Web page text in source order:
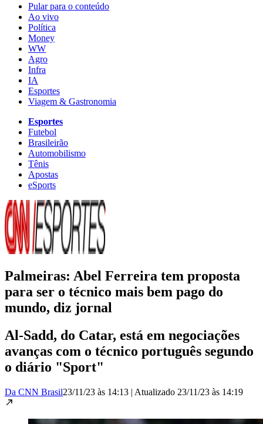
Pular para o conteúdo
Ao vivo
Política
Money
WW
Agro
Infra
IA
Esportes
Viagem & Gastronomia
Esportes
Futebol
Brasileirão
Automobilismo
Tênis
Apostas
eSports
Palmeiras: Abel Ferreira tem proposta
para ser o técnico mais bem pago do
mundo, diz jornal
Al-Sadd, do Catar, está em negociações
avanças com o técnico português segundo
o diário "Sport"
Da CNN Brasil23/11/23 às 14:13 | Atualizado 23/11/23 às 14:19